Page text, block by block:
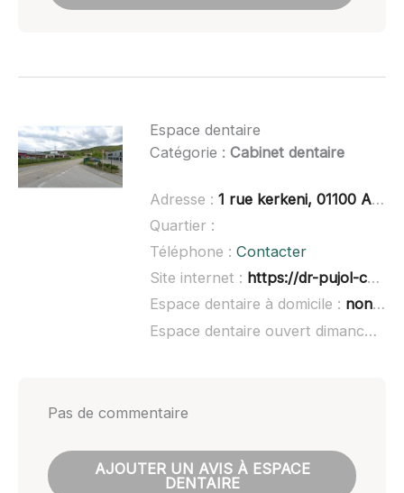
Espace dentaire
Catégorie : Cabinet dentaire
Adresse : 1 rue kerkeni, 01100 Arbent
Quartier :
Téléphone : Contacter
Site internet : https://dr-pujol-christian.chirurgiens-dentistes.fr/le-cabinet
Espace dentaire à domicile : non renseigné
Espace dentaire ouvert dimanche :
Pas de commentaire
AJOUTER UN AVIS À ESPACE
DENTAIRE